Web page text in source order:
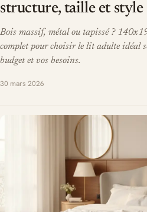
structure, taille et style
Bois massif, métal ou tapissé ?
complet pour choisir le lit adulte idéal
budget et vos besoins.
30 mars 2026